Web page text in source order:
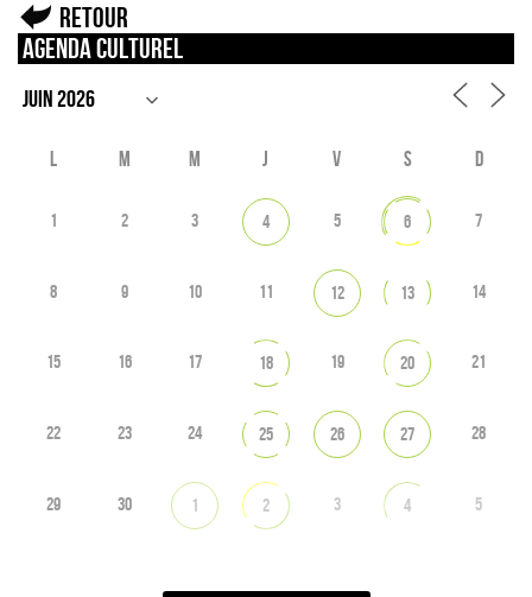
Retour
Agenda culturel
L M M J V S D
1 2 3 4 5 6 7
8 9 10 11 12 13 14
15 16 17 18 19 20 21
22 23 24 25 26 27 28
29 30 1 2 3 4 5